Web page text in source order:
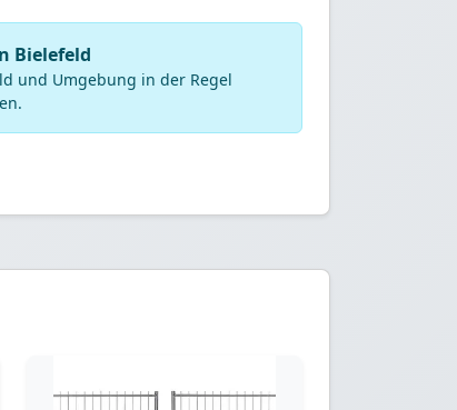
Bielefeld
und Umgebung in der Regel